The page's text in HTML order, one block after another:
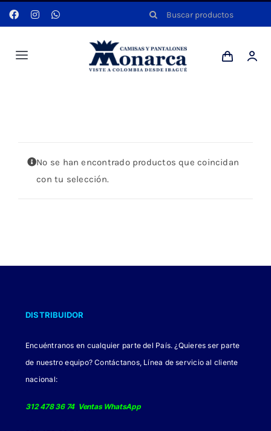
Saltar
al
Buscar:
Toggle
Dotaciones
No se han encontrado productos que coincidan
con tu selección.
DISTRIBUIDOR
Encuéntranos en cualquier parte del País. ¿Quieres ser parte
de nuestro equipo? Contáctanos, Línea de servicio al cliente
nacional:
312 478 36 74 Ventas WhatsApp